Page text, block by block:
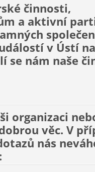
činnosti,
a aktivní
v Ústí
se nám naše
organizaci
věc. V
nás